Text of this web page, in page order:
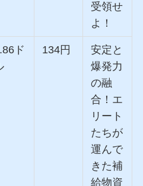
受領せ
よ！
ド
134円
安定と
爆発力
の融
合！エ
リート
たちが
運んで
きた補
給物資